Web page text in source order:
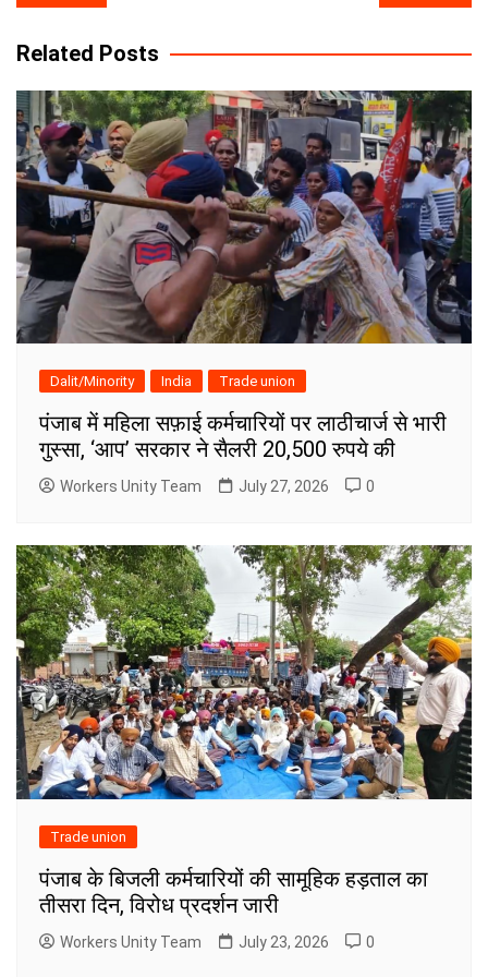
navigation
Related Posts
Dalit/Minority India Trade union
पंजाब में महिला सफ़ाई कर्मचारियों पर लाठीचार्ज से भारी
गुस्सा, ‘आप’ सरकार ने सैलरी 20,500 रुपये की
Workers Unity Team July 27, 2026 0
Trade union
पंजाब के बिजली कर्मचारियों की सामूहिक हड़ताल का
तीसरा दिन, विरोध प्रदर्शन जारी
Workers Unity Team July 23, 2026 0